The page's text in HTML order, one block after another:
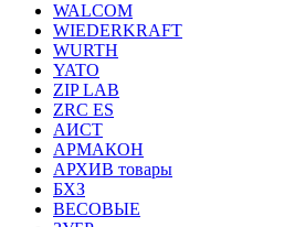
WALCOM
WIEDERKRAFT
WURTH
YATO
ZIP LAB
ZRC ES
АИСТ
АРМАКОН
АРХИВ товары
БХЗ
ВЕСОВЫЕ